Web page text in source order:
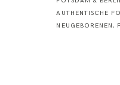
AUTHENTISCHE
NEUGEBORENEN,